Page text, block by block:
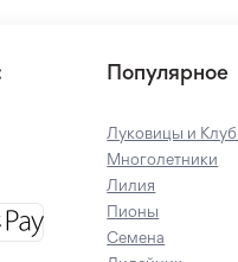
Популярное
Луковицы и
Многолетники
Лилия
Пионы
Семена